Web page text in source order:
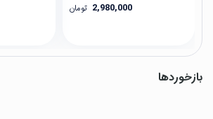
2,980,000 تومان
بازخوردها